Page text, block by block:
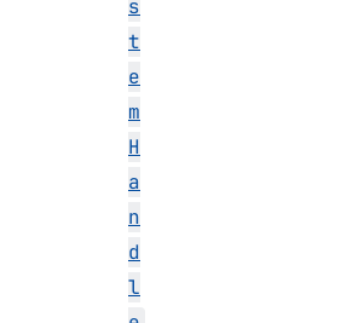
s
t
e
m
H
a
n
d
l